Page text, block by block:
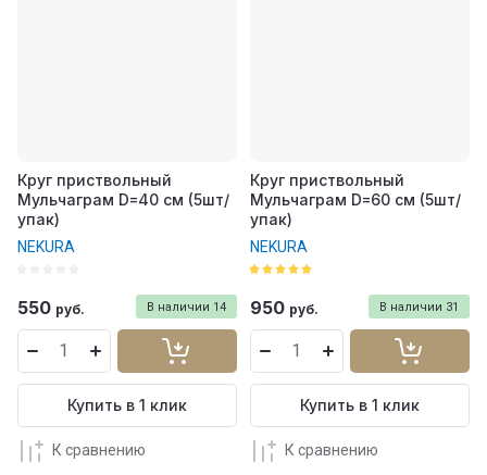
Круг приствольный
Мульчаграм D=40 см (5шт/
упак)
NEKURA
В наличии 14
550 руб.
Купить в 1 клик
К сравнению
Круг приствольный
Мульчаграм D=60 см (5шт/
упак)
NEKURA
В наличии 31
950 руб.
Купить в 1 клик
К сравнению